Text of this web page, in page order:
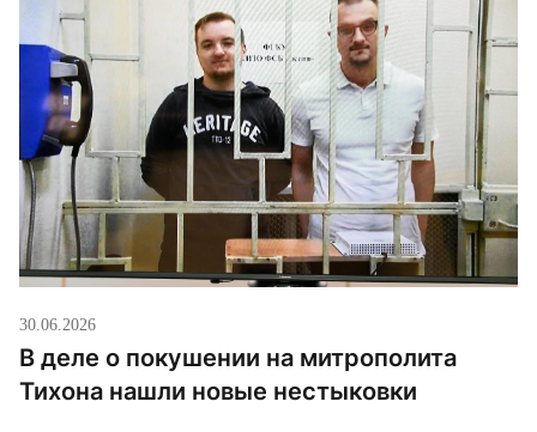
30.06.2026
В деле о покушении на митрополита
Тихона нашли новые нестыковки